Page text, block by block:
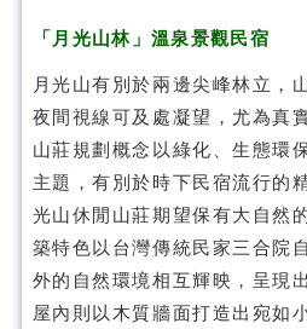
「 月光山林 」溫泉景觀民宿
月光山有別於兩邊尖峰林立，
夜間視線可及處凝望，尤為真實
山莊規劃概念以綠化、生態環
主題，有別於時下民宿流行的
光山休閒山莊期望保有大自然
築特色以台灣傳統民家三合院
外的自然環境相互輝映，呈現
屋內則以木質牆面打造出宛如